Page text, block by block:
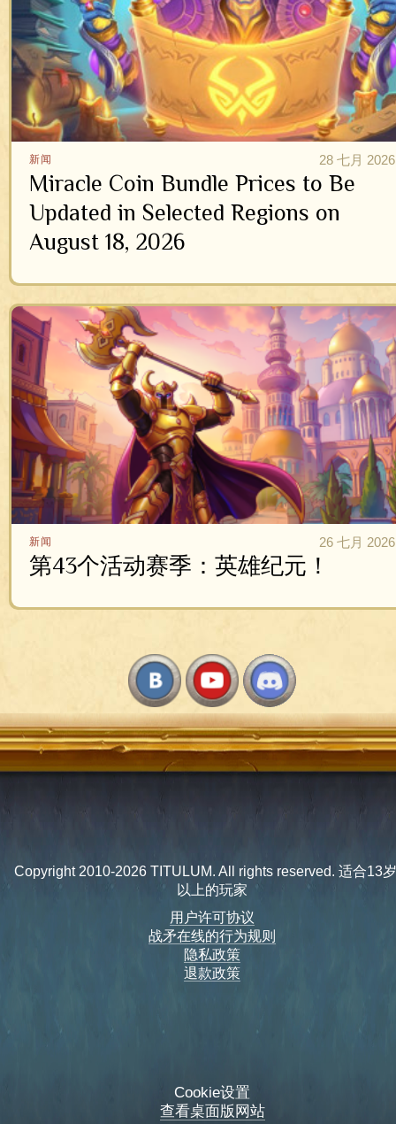
新闻
Miracle Coin Bundle Prices to Be
Updated in Selected Regions on
August 18, 2026
28 七月 2026
新闻
第43个活动赛季：英雄纪元！
26 七月 2026
Copyright 2010-2026 TITULUM. All rights reserved. 适合13
以上的玩家
用户许可协议
战矛在线的行为规则
隐私政策
退款政策
Cookie设置
查看桌面版网站